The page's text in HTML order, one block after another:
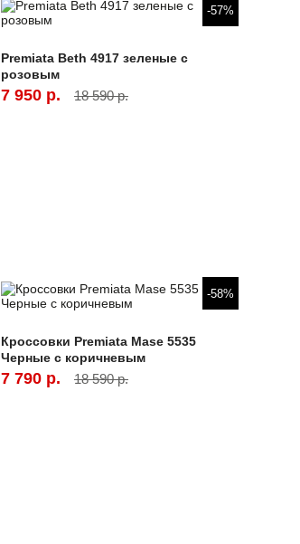
-57%
Premiata Beth 4917 зеленые с
розовым
7 950 р. 18 590 р.
-58%
Кроссовки Premiata Mase 5535
Черные с коричневым
7 790 р. 18 590 р.